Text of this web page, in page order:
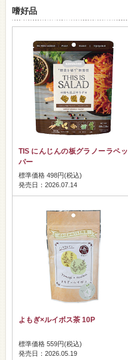
嗜好品
TIS にんじんの板グラノーラペッ
パー
標準価格 498円(税込)
発売日：2026.07.14
よもぎ×ルイボス茶 10P
標準価格 559円(税込)
発売日：2026.05.19